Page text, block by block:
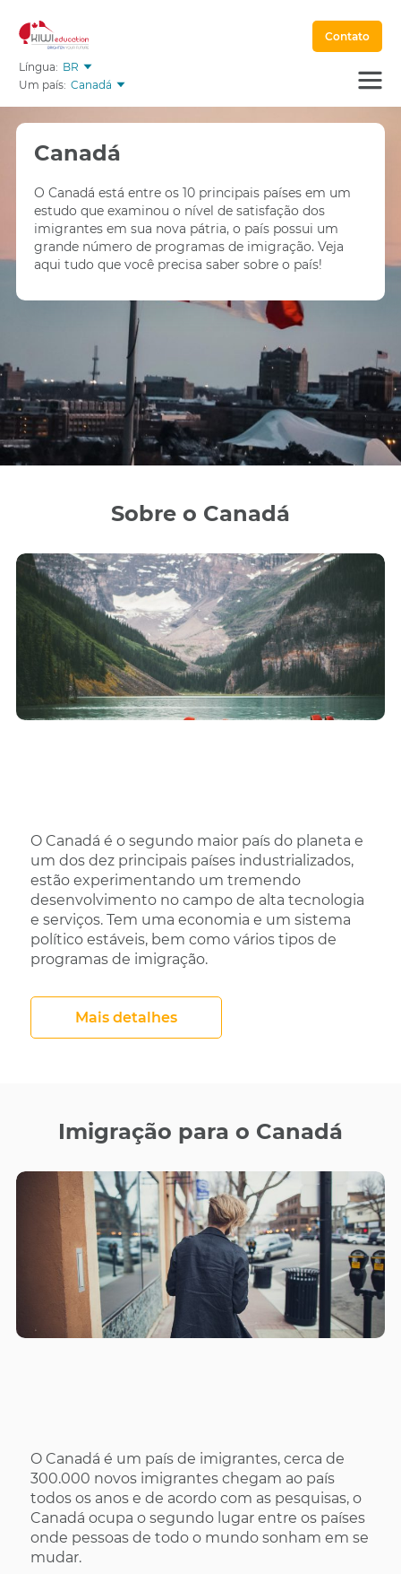
Língua: BR
Um país: Canadá
Contato
Canadá
O Canadá está entre os 10 principais países em um
estudo que examinou o nível de satisfação dos
imigrantes em sua nova pátria, o país possui um
grande número de programas de imigração. Veja
aqui tudo que você precisa saber sobre o país!
Sobre o Canadá
O Canadá é o segundo maior país do planeta e
um dos dez principais países industrializados,
estão experimentando um tremendo
desenvolvimento no campo de alta tecnologia
e serviços. Tem uma economia e um sistema
político estáveis, bem como vários tipos de
programas de imigração.
Mais detalhes
Imigração para o Canadá
O Canadá é um país de imigrantes, cerca de
300.000 novos imigrantes chegam ao país
todos os anos e de acordo com as pesquisas, o
Canadá ocupa o segundo lugar entre os países
onde pessoas de todo o mundo sonham em se
mudar.